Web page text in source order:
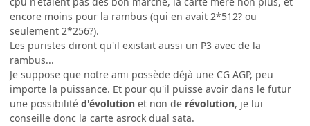
encore moins pour la rambus (qui en avait 2*512? ou
seulement 2*256?).
Les puristes diront qu'il existait aussi un P3 avec de la
rambus...
Je suppose que notre ami possède déjà une CG AGP, peu
importe la puissance. Et pour qu'il puisse avoir dans le futur
une possibilité d'évolution et non de révolution, je lui
conseille donc la carte asrock dual sata.